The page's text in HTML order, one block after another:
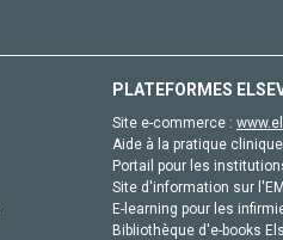
PLATEFORMES
Site e-commerce :
Aide à la pratique
Portail pour les
Site d'information sur
E-learning pour les
Bibliothèque d'e-books